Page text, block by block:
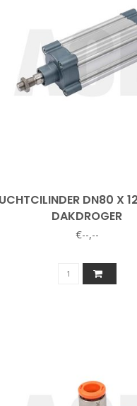
DN80 X
DAKDROGER
€--,--